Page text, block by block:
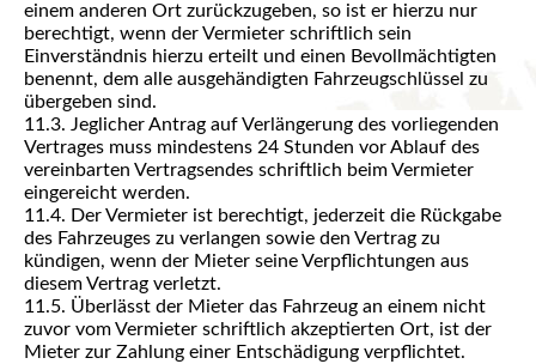
einem anderen Ort zurückzugeben, so ist er hierzu nur
berechtigt, wenn der Vermieter schriftlich sein
Einverständnis hierzu erteilt und einen Bevollmächtigten
benennt, dem alle ausgehändigten Fahrzeugschlüssel zu
übergeben sind.
11.3. Jeglicher Antrag auf Verlängerung des vorliegenden
Vertrages muss mindestens 24 Stunden vor Ablauf des
vereinbarten Vertragsendes schriftlich beim Vermieter
eingereicht werden.
11.4. Der Vermieter ist berechtigt, jederzeit die Rückgabe
des Fahrzeuges zu verlangen sowie den Vertrag zu
kündigen, wenn der Mieter seine Verpflichtungen aus
diesem Vertrag verletzt.
11.5. Überlässt der Mieter das Fahrzeug an einem nicht
zuvor vom Vermieter schriftlich akzeptierten Ort, ist der
Mieter zur Zahlung einer Entschädigung verpflichtet.